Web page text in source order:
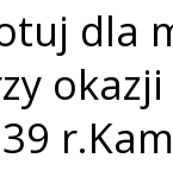
dla